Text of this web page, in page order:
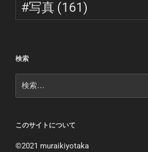
#写真 (161)
検索
索:
このサイトについて
©︎2021 muraikiyotaka